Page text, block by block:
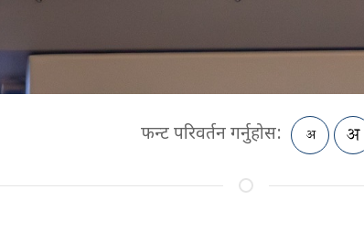
फन्ट परिवर्तन गर्नुहोस: